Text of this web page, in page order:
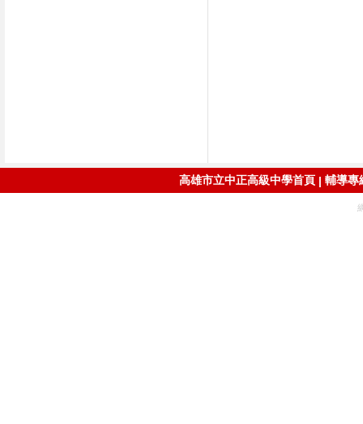
高雄市立中正高級中學首頁 | 輔導專